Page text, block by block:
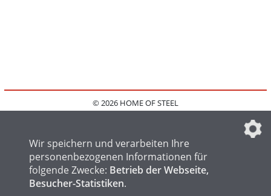
© 2026 HOME OF STEEL
IMPRESSUM
FAQ
DATENSCHUTZEINSTELLUNGEN
Wir speichern und verarbeiten Ihre
personenbezogenen Informationen für
folgende Zwecke: Betrieb der Webseite,
Besucher-Statistiken.